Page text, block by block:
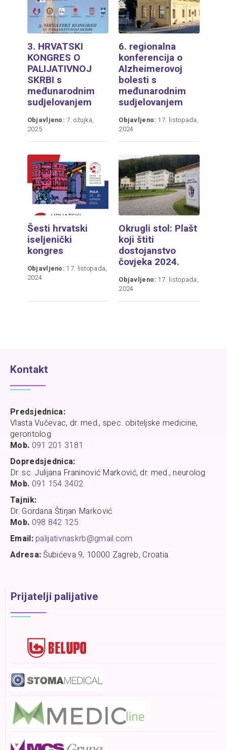
3. HRVATSKI
KONGRES O
PALIJATIVNOJ
SKRBI s
međunarodnim
sudjelovanjem
Objavljeno: 7. ožujka,
2025
6. regionalna
konferencija o
Alzheimerovoj
bolesti s
međunarodnim
sudjelovanjem
Objavljeno: 17. listopada,
2024
Šesti hrvatski
iseljenički
kongres
Objavljeno: 17. listopada,
2024
Okrugli stol: Plašt
koji štiti
dostojanstvo
čovjeka 2024.
Objavljeno: 17. listopada,
2024
Kontakt
Predsjednica:
Vlasta Vučevac, dr. med., spec. obiteljske medicine,
gerontolog
Mob. 091 201 3181
Dopredsjednica:
Dr. sc. Julijana Franinović Marković, dr. med., neurolog
Mob. 091 154 3402
Tajnik:
Dr. Gordana Štirjan Marković
Mob. 098 842 125
Email:palijativnaskrb@gmail.com
Adresa:Šubićeva 9, 10000 Zagreb, Croatia
Prijatelji palijative